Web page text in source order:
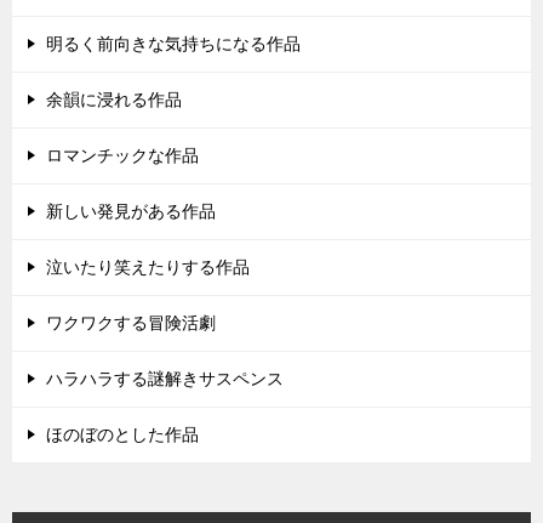
明るく前向きな気持ちになる作品
余韻に浸れる作品
ロマンチックな作品
新しい発見がある作品
泣いたり笑えたりする作品
ワクワクする冒険活劇
ハラハラする謎解きサスペンス
ほのぼのとした作品